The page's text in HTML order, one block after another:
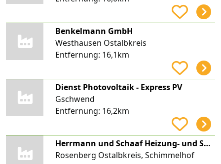
Benkelmann GmbH
Westhausen Ostalbkreis
Entfernung: 16,1km
Dienst Photovoltaik - Express PV
Gschwend
Entfernung: 16,2km
Herrmann und Schaaf Heizung- und Sanitärbetrieb
Rosenberg Ostalbkreis, Schimmelhof